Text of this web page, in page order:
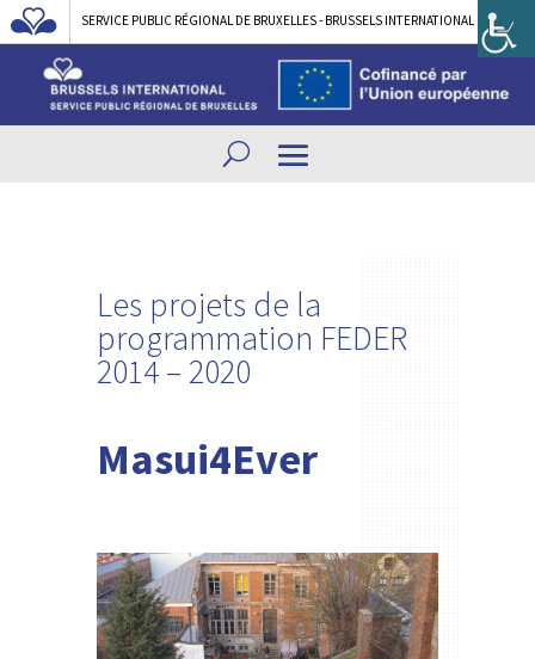
SERVICE PUBLIC RÉGIONAL DE BRUXELLES - BRUSSELS INTERNATIONAL
Les projets de la
programmation FEDER
2014 – 2020
Masui4Ever